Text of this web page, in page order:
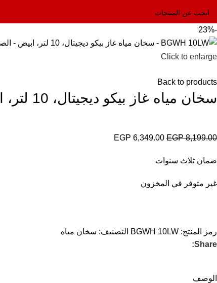
-23%
Click to enlarge
Back to products
سخان مياه غاز بيكو ديجيتال، 10 لتر، ابيض – BGWH 10LW
EGP8,199.00
EGP 6,349.00
ضمان ثلاث سنوات
غير متوفر في المخزون
رمز المنتج: BGWH 10LW التصنيف: سخان مياه
Share:
الوصف